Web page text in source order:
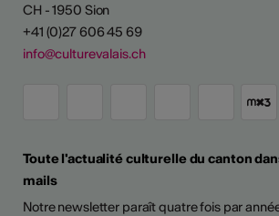
CH - 1950 Sion
+41 (0)27 606 45 69
info@culturevalais.ch
Toute l'actualité culturelle du canton
mails
Notre newsletter paraît quatre fois par